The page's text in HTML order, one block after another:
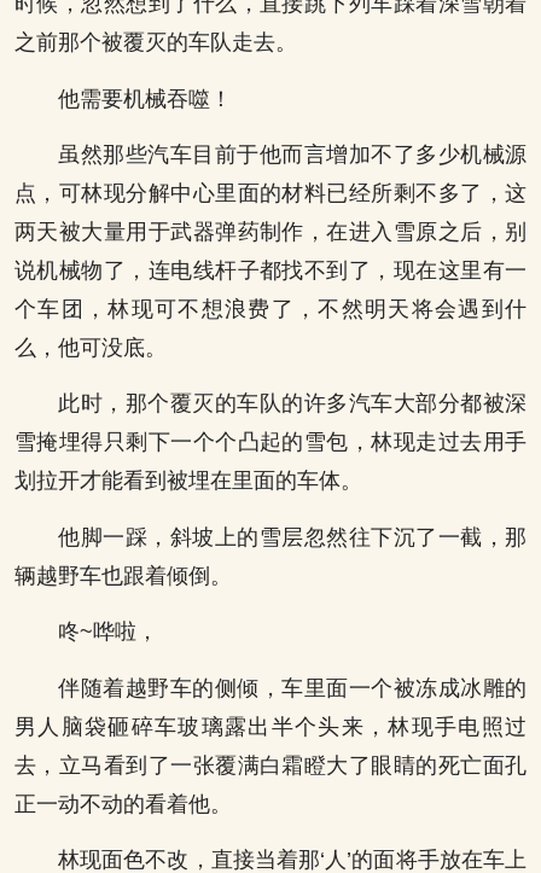
之前那个被覆灭的车队走去。
他需要机械吞噬！
虽然那些汽车目前于他而言增加不了多少机械源
点，可林现分解中心里面的材料已经所剩不多了，这
两天被大量用于武器弹药制作，在进入雪原之后，别
说机械物了，连电线杆子都找不到了，现在这里有一
个车团，林现可不想浪费了，不然明天将会遇到什
么，他可没底。
此时，那个覆灭的车队的许多汽车大部分都被深
雪掩埋得只剩下一个个凸起的雪包，林现走过去用手
划拉开才能看到被埋在里面的车体。
他脚一踩，斜坡上的雪层忽然往下沉了一截，那
辆越野车也跟着倾倒。
咚~哗啦，
伴随着越野车的侧倾，车里面一个被冻成冰雕的
男人脑袋砸碎车玻璃露出半个头来，林现手电照过
去，立马看到了一张覆满白霜瞪大了眼睛的死亡面孔
正一动不动的看着他。
林现面色不改，直接当着那‘人’的面将手放在车上